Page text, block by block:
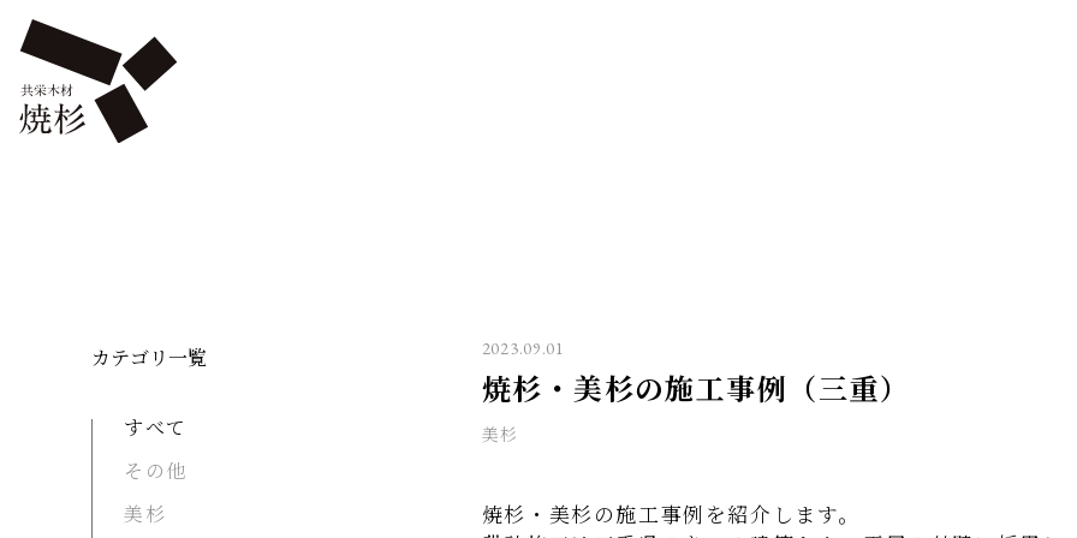
カテゴリ一覧
すべて
その他
美杉
2023.09.01
焼杉・美杉の施工事例（三重）
美杉
焼杉・美杉の施工事例を紹介します。